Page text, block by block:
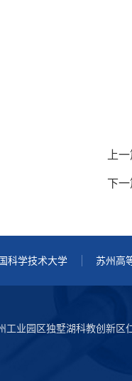
上
下
科学技术大学 苏州高
工业园区独墅湖科教创新区